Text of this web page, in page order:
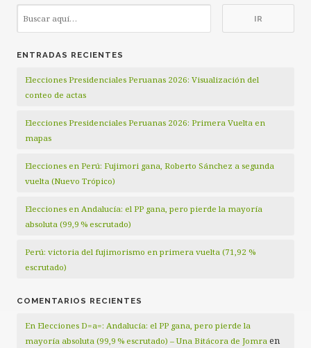
ENTRADAS RECIENTES
Elecciones Presidenciales Peruanas 2026: Visualización del
conteo de actas
Elecciones Presidenciales Peruanas 2026: Primera Vuelta en
mapas
Elecciones en Perú: Fujimori gana, Roberto Sánchez a segunda
vuelta (Nuevo Trópico)
Elecciones en Andalucía: el PP gana, pero pierde la mayoría
absoluta (99,9 % escrutado)
Perú: victoria del fujimorismo en primera vuelta (71,92 %
escrutado)
COMENTARIOS RECIENTES
En Elecciones D=a=: Andalucía: el PP gana, pero pierde la
mayoría absoluta (99,9 % escrutado) – Una Bitácora de Jomra en